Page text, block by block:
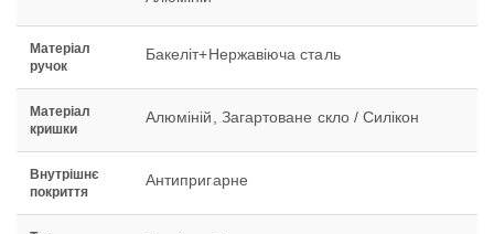
Матеріал
ручок
Бакеліт+Нержавіюча сталь
Матеріал
кришки
Алюміній, Загартоване скло / Силікон
Внутрішнє
покриття
Антипригарне